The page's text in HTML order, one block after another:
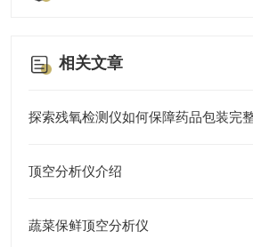
相关文章
探索残氧检测仪如何保障药品包装完
顶空分析仪介绍
蔬菜保鲜顶空分析仪